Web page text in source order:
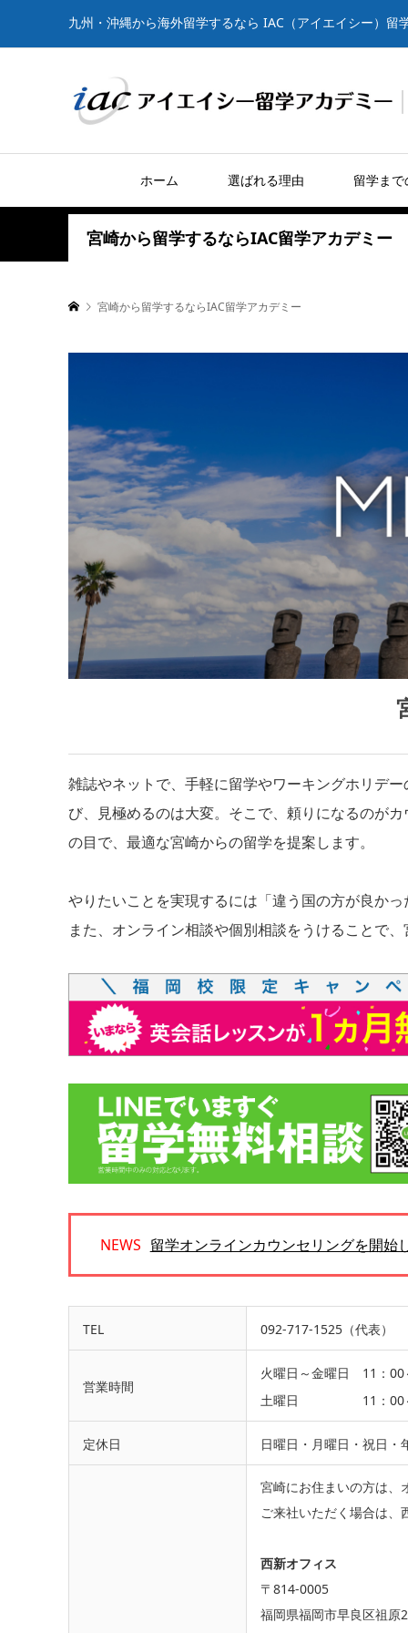
九州・沖縄から海外留学するなら IAC（アイエイシー）留
ホーム 選ばれる理由 留学ま
宮崎から留学するならIAC留学アカデミー
宮崎から留学するならIAC留学アカデミー
雑誌やネットで、手軽に留学やワーキングホリデ
び、見極めるのは大変。そこで、頼りになるのが
の目で、最適な宮崎からの留学を提案します。
やりたいことを実現するには「違う国の方が良か
また、オンライン相談や個別相談をうけることで
留学オンラインカウンセリングを開始
TEL 092-717-1525（代表）
営業時間
火曜日～金曜日 11：00
土曜日 11：00～
定休日 日曜日・月曜日・祝日・
宮崎にお住まいの方は、
ご来社いただく場合は、
西新オフィス
〒814-0005
福岡県福岡市早良区祖原